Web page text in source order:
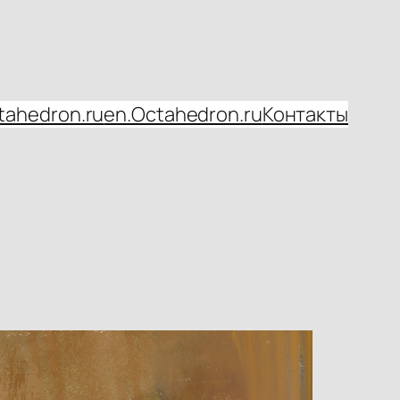
en.Octahedron.ruКонтакты